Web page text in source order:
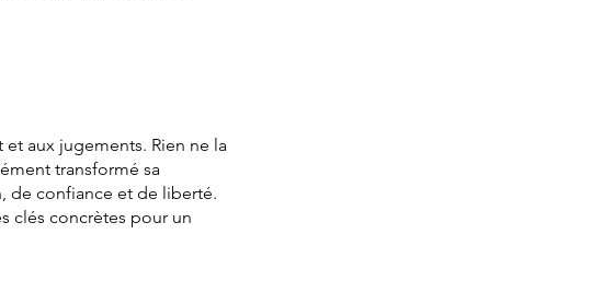
aux jugements. Rien ne la
transformé sa
de confiance et de liberté.
clés concrètes pour un